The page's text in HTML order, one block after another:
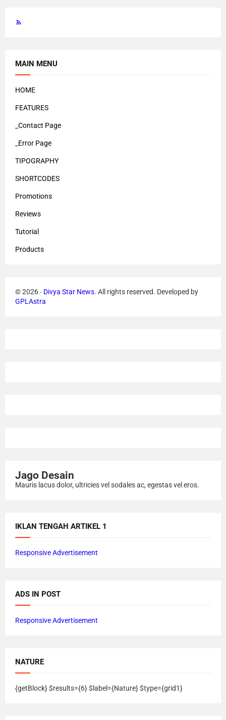
MAIN MENU
HOME
FEATURES
_Contact Page
_Error Page
TIPOGRAPHY
SHORTCODES
Promotions
Reviews
Tutorial
Products
©2026 ‧ Divya Star News. All rights reserved. Developed by
GPLAstra
Jago Desain
Mauris lacus dolor, ultricies vel sodales ac, egestas vel eros.
IKLAN TENGAH ARTIKEL 1
Responsive Advertisement
ADS IN POST
Responsive Advertisement
NATURE
{getBlock} $results={6} $label={Nature} $type={grid1}